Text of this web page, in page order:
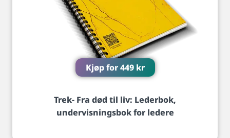
Kjøp for449 kr
Trek- Fra død til liv: Lederbok,
undervisningsbok for ledere